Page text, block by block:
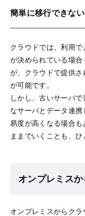
簡単に移行できな
クラウドでは、利用
が決められている場
が、クラウドで提供
が可能です。
しかし、古いサーバ
なサーバとデータ連
易度が高くなる場合
ままでいくことも、ひ
オンプレミス
オンプレミスからクラ